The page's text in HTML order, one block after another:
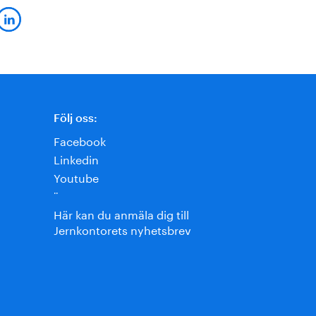
Följ oss:
Facebook
Linkedin
Youtube
¨
Här kan du anmäla dig till
Jernkontorets nyhetsbrev